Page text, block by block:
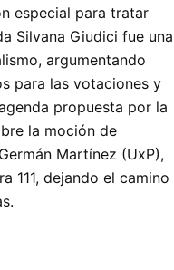
especial para tratar
Silvana Giudici fue una
argumentando
para las votaciones y
propuesta por la
la moción de
Martínez (UxP),
111, dejando el camino